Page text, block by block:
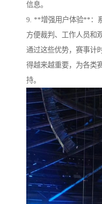
信息。
9. **增强用户体验**：
方便裁判、工作人员和
通过这些优势，赛事计
得越来越重要，为各类
持。